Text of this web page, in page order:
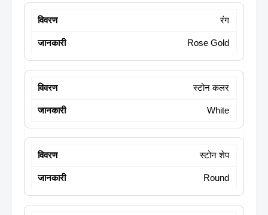
रंग
Rose Gold
स्टोन कलर
White
स्टोन शेप
Round